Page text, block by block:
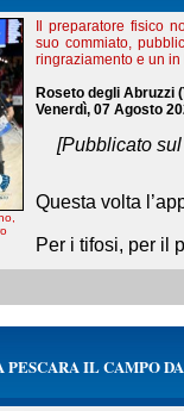
Il preparatore fisico
suo commiato,
ringraziamento e un in
Roseto degli Abruzzi
Venerdì, 07 Agosto
[Pubblicato
Questa volta
Per i tifosi, per il
IL CAMPO